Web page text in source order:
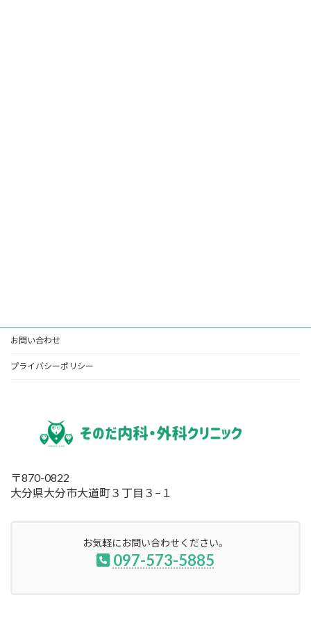
お問い合わせ
プライバシーポリシー
〒870-0822
大分県大分市大道町３丁目３−１
お気軽にお問い合わせください。
097-573-5885